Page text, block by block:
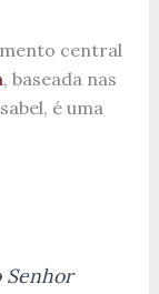
central
, baseada nas
é uma
Senhor